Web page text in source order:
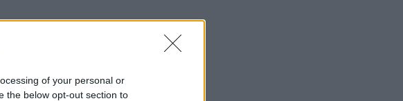
of your personal or
the below opt-out section to